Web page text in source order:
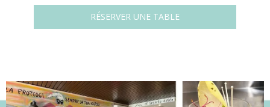
RÉSERVER UNE TABLE